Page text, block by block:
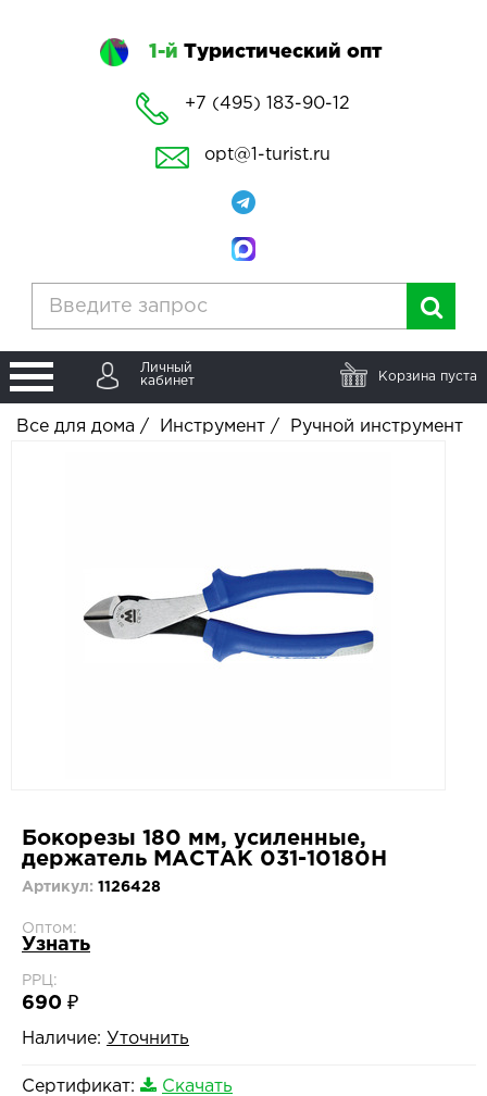
1-й Туристический опт
+7 (495) 183-90-12
opt@1-turist.ru
Личный
кабинет
Корзина пуста
Все для дома / Инструмент / Ручной инструмент
Бокорезы 180 мм, усиленные,
держатель МАСТАК 031-10180H
Артикул: 1126428
Оптом:
Узнать
РРЦ:
690 ₽
Наличие: Уточнить
Сертификат: Скачать